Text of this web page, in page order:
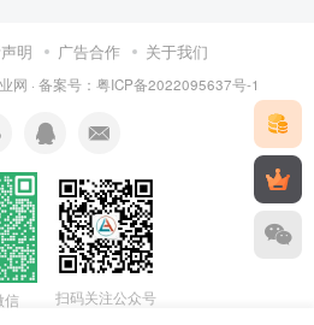
明 广告合作 关于我们
网 · 备案号： 粤ICP备2022095637号-1
信 扫码关注公众号